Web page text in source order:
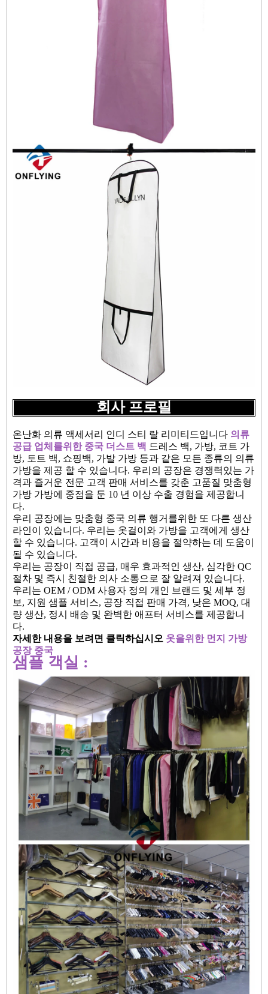
회사 프로필
온난화 의류 액세서리 인디 스티 랄 리미티드입니다 의류
공급 업체를위한 중국 더스트 ​​백 드레스 백, 가방, 코트 가
방, 토트 백, 쇼핑백, 가발 가방 등과 같은 모든 종류의 의류
가방을 제공 할 수 있습니다. 우리의 공장은 경쟁력있는 가
격과 즐거운 전문 고객 판매 서비스를 갖춘 고품질 맞춤형
가방 가방에 중점을 둔 10 년 이상 수출 경험을 제공합니
다.
우리 공장에는 맞춤형 중국 의류 행거를위한 또 다른 생산
라인이 있습니다. 우리는 옷걸이와 가방을 고객에게 생산
할 수 있습니다. 고객이 시간과 비용을 절약하는 데 도움이
될 수 있습니다.
우리는 공장이 직접 공급, 매우 효과적인 생산, 심각한 QC
절차 및 즉시 친절한 의사 소통으로 잘 알려져 있습니다.
우리는 OEM / ODM 사용자 정의 개인 브랜드 및 세부 정
보, 지원 샘플 서비스, 공장 직접 판매 가격, 낮은 MOQ, 대
량 생산, 정시 배송 및 완벽한 애프터 서비스를 제공합니
다.
자세한 내용을 보려면 클릭하십시오 옷을위한 먼지 가방
공장 중국
샘플 객실 :